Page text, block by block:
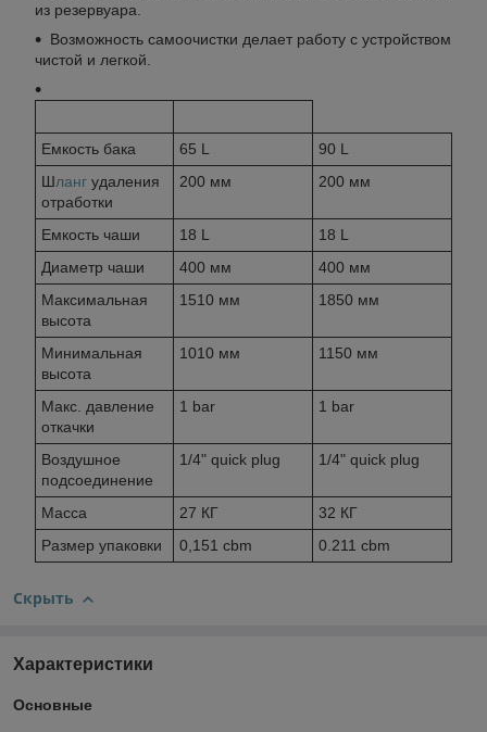
из резервуара.
Возможность самоочистки делает работу с устройством
чистой и легкой.
Емкость бака
65 L
90 L
Шланг удаления
отработки
200 мм 200 мм
Емкость чаши 18 L
18 L
Диаметр чаши
400 мм
400 мм
Максимальная
высота
1510 мм 1850 мм
Минимальная
высота
1010 мм 1150 мм
Макс. давление
откачки
1 bar 1 bar
Воздушное
подсоединение
1/4" quick plug 1/4" quick plug
Масса 27 КГ
32 КГ
Размер упаковки
0,151 cbm 0.211 cbm
Скрыть
Характеристики
Основные